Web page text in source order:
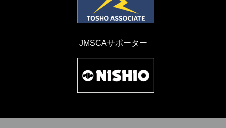
JMSCAサポーター